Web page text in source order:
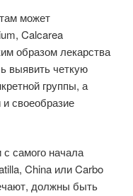
может
Calcarea
образом лекарства
выявить четкую
группы, а
своеобразие
самого начала
China или Carbo
должны быть